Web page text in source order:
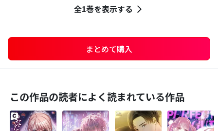
全1巻を表示する
まとめて購入
この作品の読者によく読まれている作品